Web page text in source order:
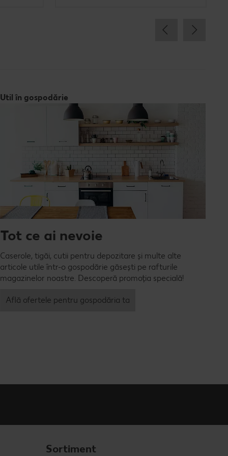
Util în gospodărie
Tot ce ai nevoie
Caserole, tigăi, cutii pentru depozitare și multe alte
articole utile într-o gospodărie găsești pe rafturile
magazinelor noastre. Descoperă promoția specială!
Află ofertele pentru gospodăria ta
Sortiment